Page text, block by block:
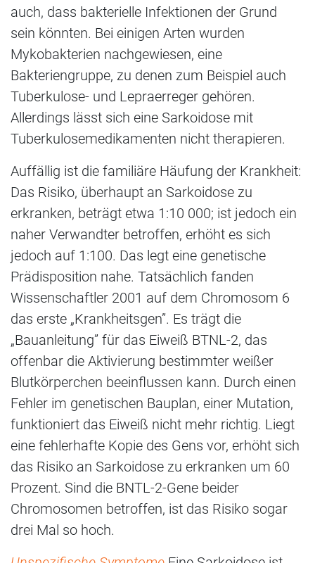
auch, dass bakterielle Infektionen der Grund
sein könnten. Bei einigen Arten wurden
Mykobakterien nachgewiesen, eine
Bakteriengruppe, zu denen zum Beispiel auch
Tuberkulose- und Lepraerreger gehören.
Allerdings lässt sich eine Sarkoidose mit
Tuberkulosemedikamenten nicht therapieren.
Auffällig ist die familiäre Häufung der Krankheit:
Das Risiko, überhaupt an Sarkoidose zu
erkranken, beträgt etwa 1:10 000; ist jedoch ein
naher Verwandter betroffen, erhöht es sich
jedoch auf 1:100. Das legt eine genetische
Prädisposition nahe. Tatsächlich fanden
Wissenschaftler 2001 auf dem Chromosom 6
das erste „Krankheitsgen”. Es trägt die
„Bauanleitung” für das Eiweiß BTNL-2, das
offenbar die Aktivierung bestimmter weißer
Blutkörperchen beeinflussen kann. Durch einen
Fehler im genetischen Bauplan, einer Mutation,
funktioniert das Eiweiß nicht mehr richtig. Liegt
eine fehlerhafte Kopie des Gens vor, erhöht sich
das Risiko an Sarkoidose zu erkranken um 60
Prozent. Sind die BNTL-2-Gene beider
Chromosomen betroffen, ist das Risiko sogar
drei Mal so hoch.